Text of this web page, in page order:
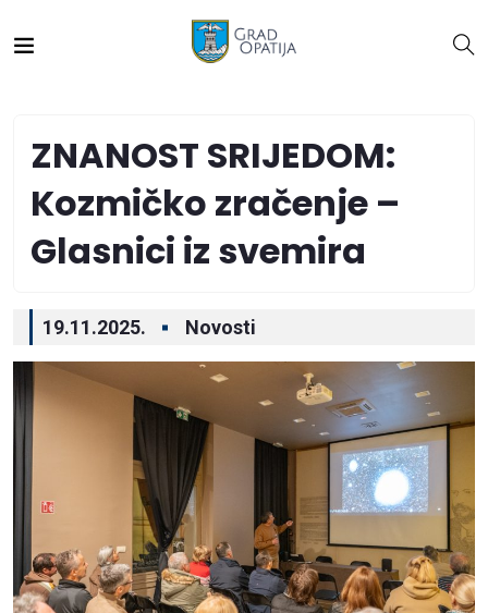
ZNANOST SRIJEDOM:
Kozmičko zračenje –
Glasnici iz svemira
19.11.2025. Novosti